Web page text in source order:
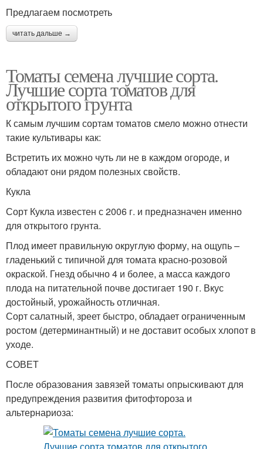
Предлагаем посмотреть
читать дальше →
Томаты семена лучшие сорта.
Лучшие сорта томатов для
открытого грунта
К самым лучшим сортам томатов смело можно отнести
такие культивары как:
Встретить их можно чуть ли не в каждом огороде, и
обладают они рядом полезных свойств.
Кукла
Сорт Кукла известен с 2006 г. и предназначен именно
для открытого грунта.
Плод имеет правильную округлую форму, на ощупь –
гладенький с типичной для томата красно-розовой
окраской. Гнезд обычно 4 и более, а масса каждого
плода на питательной почве достигает 190 г. Вкус
достойный, урожайность отличная.
Сорт салатный, зреет быстро, обладает ограниченным
ростом (детерминантный) и не доставит особых хлопот в
уходе.
СОВЕТ
После образования завязей томаты опрыскивают для
предупреждения развития фитофтороза и
альтернариоза: